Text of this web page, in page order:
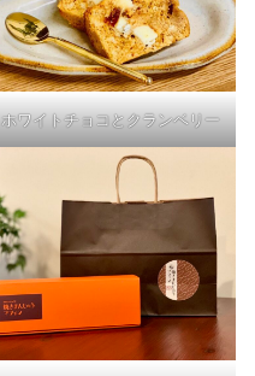
ホワイトチョコとクランベリー